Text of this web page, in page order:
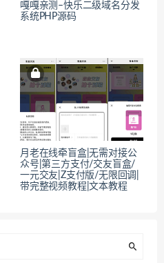
嘎嘎亲测–快乐二级域名分发
系统PHP源码
月老在线牵盲盒|无需对接公
众号|第三方支付/交友盲盒/
一元交友|Z支付版/无限回调|
带完整视频教程|文本教程